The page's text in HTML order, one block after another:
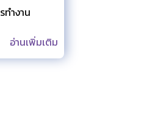
ำงาน
อ่านเพิ่มเติม